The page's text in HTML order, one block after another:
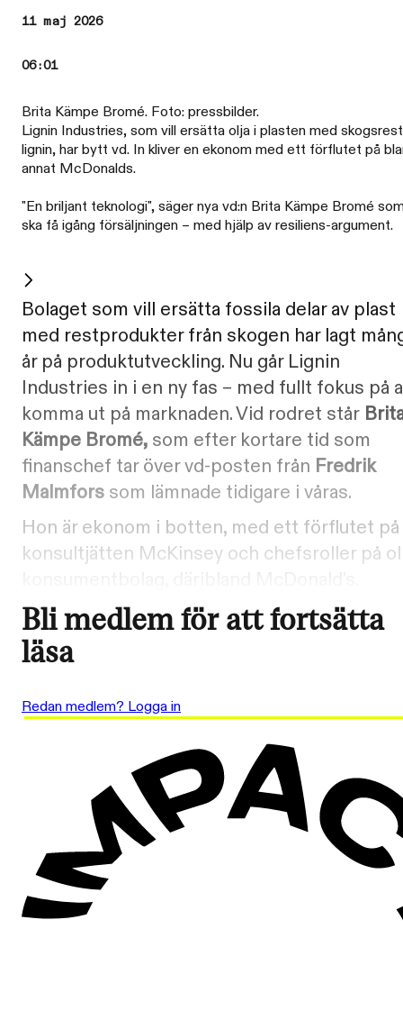
11 maj 2026
06:01
Brita Kämpe Bromé. Foto: pressbilder.
Lignin Industries, som vill ersätta olja i plasten med
lignin, har bytt vd. In kliver en ekonom med ett förflutet på
annat McDonalds.
"En briljant teknologi", säger nya vd:n Brita Kämpe Bromé
ska få igång försäljningen – med hjälp av resiliens-argument.
Bolaget som vill ersätta fossila delar av plast
med restprodukter från skogen har lagt
år på produktutveckling. Nu går Lignin
Industries in i en ny fas – med fullt fokus på
komma ut på marknaden. Vid rodret står
Kämpe Bromé, som efter kortare tid som
finanschef tar över vd-posten från Fredrik
Malmfors som lämnade tidigare i våras.
Hon är ekonom i botten, med ett förflutet på
konsultjätten McKinsey och chefsroller på
Bli medlem för att fortsätta
läsa
Redan medlem? Logga in